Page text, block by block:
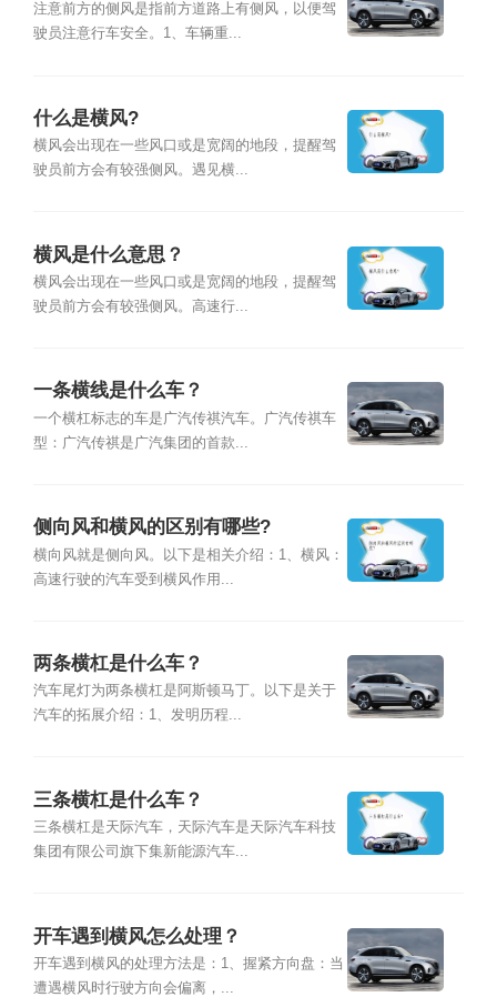
注意前方的侧风是指前方道路上有侧风，以便驾
驶员注意行车安全。1、车辆重...
什么是横风?
横风会出现在一些风口或是宽阔的地段，提醒驾
驶员前方会有较强侧风。遇见横...
横风是什么意思？
横风会出现在一些风口或是宽阔的地段，提醒驾
驶员前方会有较强侧风。高速行...
一条横线是什么车？
一个横杠标志的车是广汽传祺汽车。广汽传祺车
型：广汽传祺是广汽集团的首款...
侧向风和横风的区别有哪些?
横向风就是侧向风。以下是相关介绍：1、横风：
高速行驶的汽车受到横风作用...
两条横杠是什么车？
汽车尾灯为两条横杠是阿斯顿马丁。以下是关于
汽车的拓展介绍：1、发明历程...
三条横杠是什么车？
三条横杠是天际汽车，天际汽车是天际汽车科技
集团有限公司旗下集新能源汽车...
开车遇到横风怎么处理？
开车遇到横风的处理方法是：1、握紧方向盘：当
遭遇横风时行驶方向会偏离，...